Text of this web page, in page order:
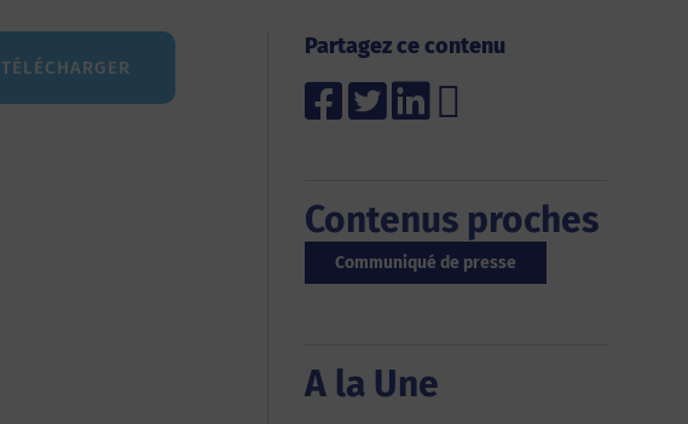
TÉLÉCHARGER
Partagez ce contenu
Contenus proches
Communiqué de presse
A la Une